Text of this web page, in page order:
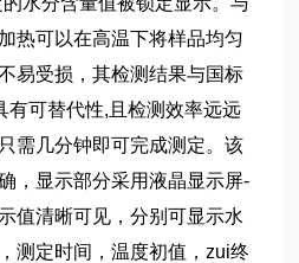
热可以在高温下将样品均匀
易受损，其检测结果与国标
有可替代性,且检测效率远远
需几分钟即可完成测定。该
，显示部分采用液晶显示屏-
值清晰可见，分别可显示水
测定时间，温度初值，zui终